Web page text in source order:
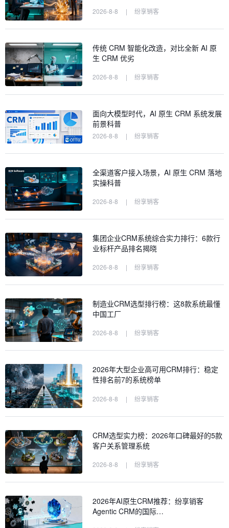
2026-8-8 | 纷享销客
传统 CRM 智能化改造，对比全新 AI 原
生 CRM 优劣
2026-8-8 | 纷享销客
面向大模型时代，AI 原生 CRM 系统发展
前景科普
2026-8-8 | 纷享销客
全渠道客户接入场景，AI 原生 CRM 落地
实操科普
2026-8-8 | 纷享销客
集团企业CRM系统综合实力排行：6款行
业标杆产品排名揭晓
2026-8-8 | 纷享销客
制造业CRM选型排行榜：这8款系统最懂
中国工厂
2026-8-8 | 纷享销客
2026年大型企业高可用CRM排行：稳定
性排名前7的系统榜单
2026-8-8 | 纷享销客
CRM选型实力榜：2026年口碑最好的5款
客户关系管理系统
2026-8-8 | 纷享销客
2026年AI原生CRM推荐：纷享销客
Agentic CRM的国际…